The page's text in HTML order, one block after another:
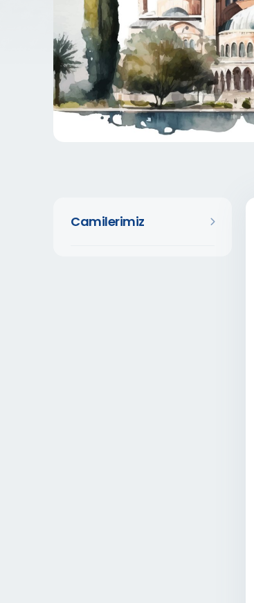
Camilerimiz